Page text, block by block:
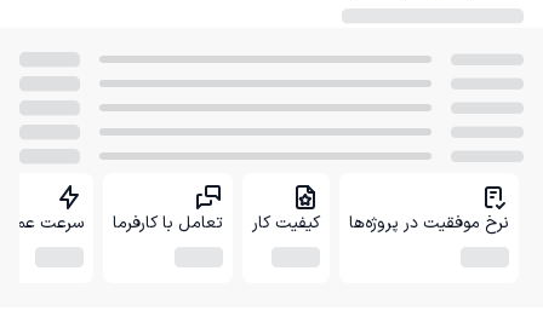
نرخ موفقیت در پروژه‌ها کیفیت کار تعامل با کارفرما سرعت عمل